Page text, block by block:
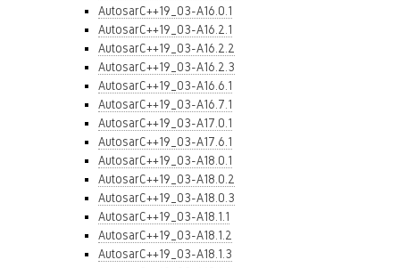
AutosarC++19_03-A16.0.1
AutosarC++19_03-A16.2.1
AutosarC++19_03-A16.2.2
AutosarC++19_03-A16.2.3
AutosarC++19_03-A16.6.1
AutosarC++19_03-A16.7.1
AutosarC++19_03-A17.0.1
AutosarC++19_03-A17.6.1
AutosarC++19_03-A18.0.1
AutosarC++19_03-A18.0.2
AutosarC++19_03-A18.0.3
AutosarC++19_03-A18.1.1
AutosarC++19_03-A18.1.2
AutosarC++19_03-A18.1.3